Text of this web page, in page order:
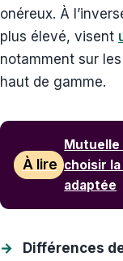
onéreux. À
plus élevé, visent
notamment sur
haut de gamme.
À lire
Mutuelle
choisir
adaptée
Différences